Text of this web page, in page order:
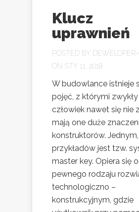
Klucz
uprawnień
POSTED BY DEWELOPER-
ON STY 11, 2018
W budowlance istnieje
pojęć, z którymi zwykły
człowiek nawet się nie
mają one duże
konstruktorów.
przykładów jest tzw.
master key. Opiera się
pewnego rodzaju
technologiczno –
konstrukcyjnym, gdzie